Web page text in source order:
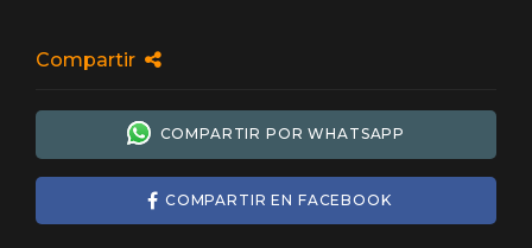
Compartir
COMPARTIR POR WHATSAPP
COMPARTIR EN FACEBOOK